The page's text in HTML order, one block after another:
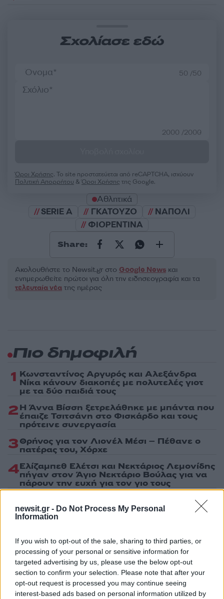
newsit.gr - Do Not Process My Personal
Information
If you wish to opt-out of the sale, sharing to third parties, or
processing of your personal or sensitive information for
targeted advertising by us, please use the below opt-out
section to confirm your selection. Please note that after your
opt-out request is processed you may continue seeing
interest-based ads based on personal information utilized by
Σχολίασε εδώ
50 /50
2000 /2000
Όροι Χρήσης. Το site προστατεύεται από reCAPTCHA, ισχύουν
Πολιτική Απορρήτου &Όροι Χρήσης της Google.
Αθλητικά
SERIE A
ΓΚΑΤΟΥΖΟ
ΝΑΠΟΛΙ
ΦΙΟΡΕΝΤΙΝΑ
Share:
Ακολουθήστε το Νewsit.gr στο Google News και
ενημερωθείτε πρώτοι για όλη την ειδησεογραφία και τα
τελευταία νέα της ημέρας
Πιο δημοφιλή
1 Κωνσταντίνος Αργυρός και Αλεξάνδρα
Νίκα κάνουν διακοπές με πολυτελές γιοτ
με τα δύο παιδιά τους
2Η Άννα Βίσση ξετρελάθηκε με μπάντα που
έπαιζε Τσιτσάνη στο Φισκάρδο και τους
πρότεινε συνεργασία
3Θρήνος για τον Λιονέλ Μέσι – Πέθανε ο
πατέρας του, Χόρχε
4Ελίζαμπεθ Ελέτσι και Νεκτάριος Λεμονίδης
πήγαν στον Άγιο Νεκτάριο Βούλας για να
πάρουν την ευχή για τον γιο τους
5 Τζο Μπάιντεν: «Ο καρκίνος έχει εξαπλωθεί,
είναι πολύ επώδυνο», λέει ο γιος του
Πιο σχολιασμένα
96 Βγήκαν ξανά τα μαχαίρια στην Ελπίδα
για τη Δημοκρατία: «Καρυστιανού,
Γρατσία και Γαλανός μετέτρεψαν το
κίνημα σε φοβικό αρχηγικό κόμμα»